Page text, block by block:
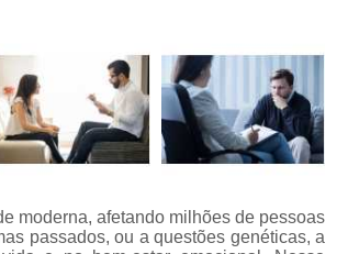
Especialista
Especialista em
Especialista em
Especialista em
Especialista
Tratamento Alternativo para
moderna, afetando milhões de pessoas
passados, ou a questões genéticas, a